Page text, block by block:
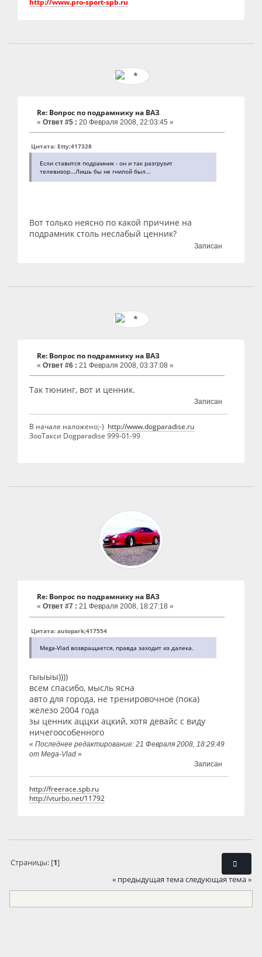
Re: Вопрос по подрамнику на ВАЗ
« Ответ #5 : 20 Февраля 2008, 22:03:45 »
Цитата: Etty;417328
Если ставится подрамник - он и так разгрузит
телевизор...Лишь бы не гнилой был...
Вот только неясно по какой причине на
подрамник столь неслабый ценник?
Записан
Re: Вопрос по подрамнику на ВАЗ
« Ответ #6 : 21 Февраля 2008, 03:37:08 »
Так тюнинг, вот и ценник.
Записан
В начале наложено;-) http://www.dogparadise.ru
ЗооТакси Dogparadise 999-01-99
Re: Вопрос по подрамнику на ВАЗ
« Ответ #7 : 21 Февраля 2008, 18:27:18 »
Цитата: autopark;417554
Mega-Vlad возвращается, правда заходит из далека.
гыыыы))))
всем спасибо, мысль ясна
авто для города, не тренировочное (пока)
железо 2004 года
зы ценник аццки ацкий, хотя девайс с виду
ничегоособенного
« Последнее редактирование: 21 Февраля 2008, 18:29:49
от Mega-Vlad »
Записан
http://freerace.spb.ru
http://vturbo.net/11792
Страницы: [1]
« предыдущая тема следующая тема »